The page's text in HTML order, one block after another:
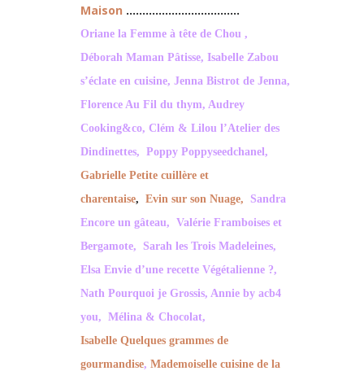
Maison ……………………………..
Oriane la Femme à tête de Chou ,
Déborah Maman Pâtisse, Isabelle Zabou
s’éclate en cuisine, Jenna Bistrot de Jenna,
Florence Au Fil du thym, Audrey
Cooking&co, Clém & Lilou l’Atelier des
Dindinettes, Poppy Poppyseedchanel,
Gabrielle Petite cuillère et
charentaise, Evin sur son Nuage, Sandra
Encore un gâteau, Valérie Framboises et
Bergamote, Sarah les Trois Madeleines,
Elsa Envie d’une recette Végétalienne ?,
Nath Pourquoi je Grossis, Annie by acb4
you, Mélina & Chocolat,
Isabelle Quelques grammes de
gourmandise, Mademoiselle cuisine de la